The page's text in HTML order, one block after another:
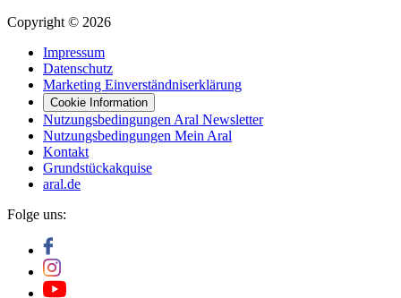
Copyright © 2026
Impressum
Datenschutz
Marketing Einverständniserklärung
Cookie Information
Nutzungsbedingungen Aral Newsletter
Nutzungsbedingungen Mein Aral
Kontakt
Grundstückakquise
aral.de
Folge uns: